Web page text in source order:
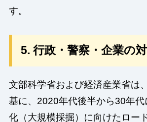
す。
5. 行政・警察・企業の
文部科学省および経済産業省は
基に、2020年代後半から30年
化（大規模採掘）に向けたロー